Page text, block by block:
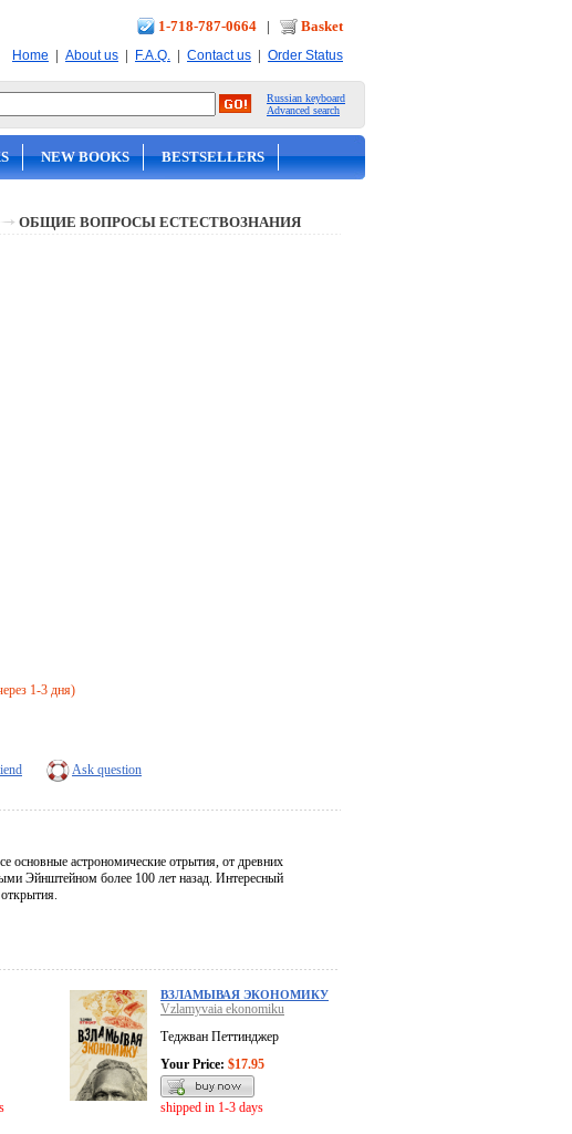
1-718-787-0664 | Basket
Home | About us | F.A.Q. | Contact us | Order Status
Russian keyboard
Advanced search
NEW BOOKS BESTSELLERS
ОБЩИЕ ВОПРОСЫ ЕСТЕСТВОЗНАНИЯ
1-3 дня)
Ask question
основные астрономические отрытия, от древних
Эйнштейном более 100 лет назад. Интересный
ВЗЛАМЫВАЯ ЭКОНОМИКУ
Vzlamyvaia ekonomiku
Теджван Петтинджер
Your Price: $17.95
shipped in 1-3 days